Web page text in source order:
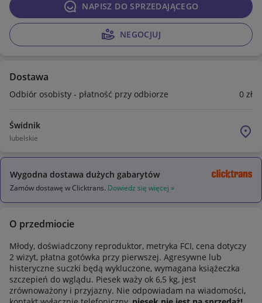
NEGOCJUJ
NAPISZ DO SPRZEDAJĄCEGO
Dostawa
Odbiór osobisty - płatność przy odbiorze 0 zł
Świdnik
lubelskie
Wygodna dostawa dużych gabarytów
Zamów dostawę w Clicktrans. Dowiedz się więcej »
O przedmiocie
Młody, doświadczony reproduktor, metryka FCI, cena dotyczy
2 wizyt, płatna gotówka przy pierwszej. Agresywne lub
histeryczne suczki będą wykluczone, wymagana książeczka
szczepień do wglądu. Piesek waży ok 6,5 kg, jest
zrównoważony i przyjazny. Nie odpowiadam na wiadomości,